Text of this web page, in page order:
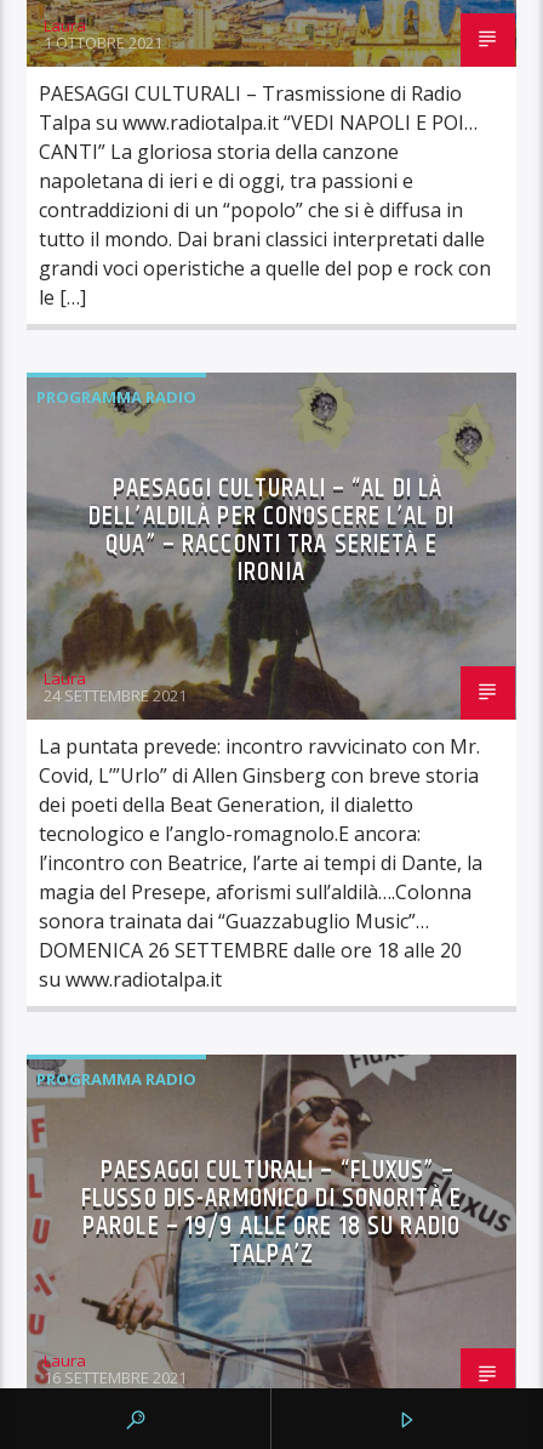
Laura
1 OTTOBRE 2021
PAESAGGI CULTURALI – Trasmissione di Radio
Talpa su www.radiotalpa.it “VEDI NAPOLI E POI…
CANTI” La gloriosa storia della canzone
napoletana di ieri e di oggi, tra passioni e
contraddizioni di un “popolo” che si è diffusa in
tutto il mondo. Dai brani classici interpretati dalle
grandi voci operistiche a quelle del pop e rock con
le […]
PROGRAMMA RADIO
PAESAGGI CULTURALI – “AL DI LÀ
DELL’ALDILÀ PER CONOSCERE L’AL DI
QUA” – RACCONTI TRA SERIETÀ E
IRONIA
Laura
24 SETTEMBRE 2021
La puntata prevede: incontro ravvicinato con Mr.
Covid, L’”Urlo” di Allen Ginsberg con breve storia
dei poeti della Beat Generation, il dialetto
tecnologico e l’anglo-romagnolo.E ancora:
l’incontro con Beatrice, l’arte ai tempi di Dante, la
magia del Presepe, aforismi sull’aldilà….Colonna
sonora trainata dai “Guazzabuglio Music”…
DOMENICA 26 SETTEMBRE dalle ore 18 alle 20
su www.radiotalpa.it
PROGRAMMA RADIO
PAESAGGI CULTURALI – “FLUXUS” –
FLUSSO DIS-ARMONICO DI SONORITÀ E
PAROLE – 19/9 ALLE ORE 18 SU RADIO
TALPA’Z
Laura
16 SETTEMBRE 2021
PAESAGGI CULTURALI – Trasmissione di Radio